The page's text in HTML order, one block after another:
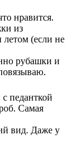
нравится.
из
летом (если не
рубашки и
педанткой
Самая
вид. Даже у